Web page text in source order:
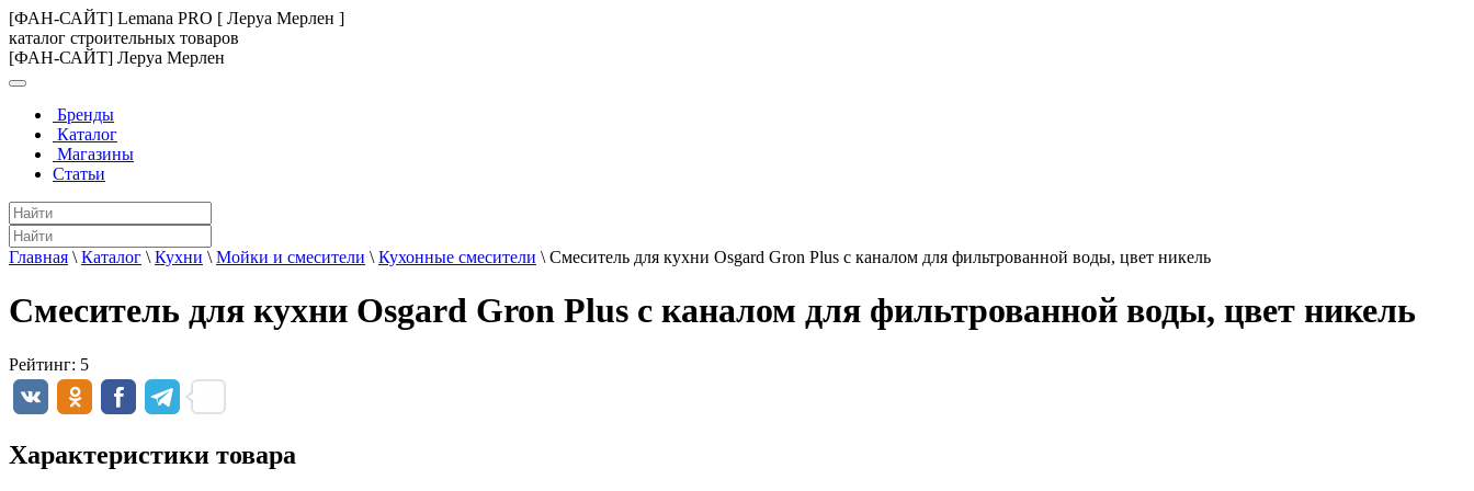
[ФАН-САЙТ] Lemana PRO [ Леруа Мерлен ]
каталог строительных товаров
[ФАН-САЙТ] Леруа Мерлен
Бренды
Каталог
Магазины
Статьи
Главная \ Каталог \ Кухни \ Мойки и смесители \ Кухонные смесители \ Смеситель для кухни Osgard Gron Plus с каналом для фильтрованной воды, цвет никель
Смеситель для кухни Osgard Gron Plus с каналом для фильтрованной воды, цвет никель
Рейтинг: 5
Характеристики товара